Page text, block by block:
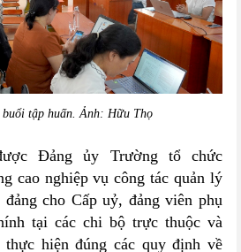
buổi tập huấn. Ảnh: Hữu Thọ
Đảng ủy Trường tổ chức
cao nghiệp vụ công tác quản lý
cho Cấp uỷ, đảng viên phụ
tại các chi bộ trực thuộc và
hiện đúng các quy định về